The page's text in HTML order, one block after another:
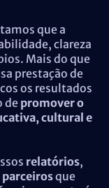
que a
clareza
Mais do que
prestação de
os resultados
de promover o
cultural e
relatórios,
parceirosque